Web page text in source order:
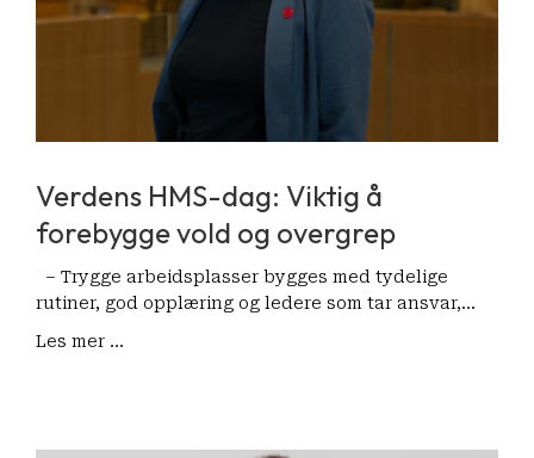
Verdens HMS-dag: Viktig å
forebygge vold og overgrep
– Trygge arbeidsplasser bygges med tydelige
rutiner, god opplæring og ledere som tar ansvar,…
Les mer ...